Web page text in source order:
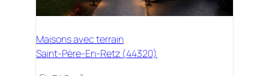
Maisons avec terrain
Saint-Père-En-Retz (44320)